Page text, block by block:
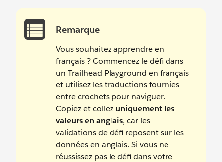
Remarque
Vous souhaitez apprendre en
français ? Commencez le défi dans
un Trailhead Playground en français
et utilisez les traductions fournies
entre crochets pour naviguer.
Copiez et collez uniquement les
valeurs en anglais, car les
validations de défi reposent sur les
données en anglais. Si vous ne
réussissez pas le défi dans votre